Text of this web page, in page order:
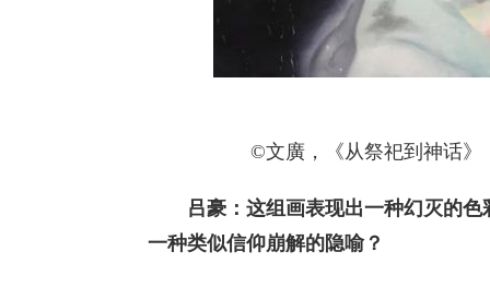
©文廣，《从祭祀到神话》，
吕豪：这组画表现出一种幻灭的
一种类似信仰崩解的隐喻？